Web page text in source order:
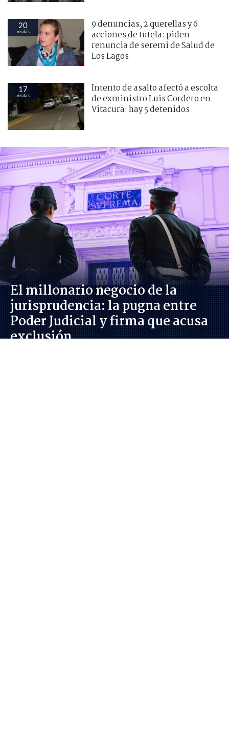
20
visitas
9 denuncias, 2 querellas y 6
acciones de tutela: piden
renuncia de seremi de Salud de
Los Lagos
17
visitas
Intento de asalto afectó a escolta
de exministro Luis Cordero en
Vitacura: hay 5 detenidos
El millonario negocio de la
jurisprudencia: la pugna entre
Poder Judicial y firma que acusa
exclusión